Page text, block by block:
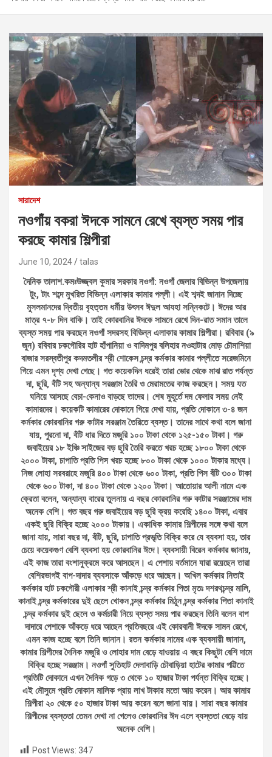
সারাদেশ
নওগাঁয় বকরা ঈদকে সামনে রেখে ব্যস্ত সময় পার
করছে কামার শিল্পীরা
June 10, 2024 talas
দৈনিক তালাশ.কমঃউজ্জ্বল কুমার সরকার নওগাঁ: নওগাঁ জেলার বিভিন্ন উপজেলায়
টুং, টাং শব্দে মুখরিত বিভিন্ন এলাকার কামার পল্লী। এই শব্দই জানান দিচ্ছে
মুসলমানদের দ্বিতীয় বৃহত্তম ধর্মীয় উৎসব ঈদুল আযহা সন্নিকটে। ঈদের আর
মাত্র ৭-৮ দিন বাকি। তাই কোরবানির ঈদকে সামনে রেখে দিন-রাত সমান তালে
ব্যস্ত সময় পার করছেন নওগাঁ সদরসহ বিভিন্ন এলাকার কামার শিল্পীরা। রবিবার (৯
জুন) রবিবার চকগৌরির হাট হাঁপানিয়া ও বাদিমপুর বলিহার নওহাটার মোড় চৌমাশিয়া
বাজার সরস্বতীপুর কদমতলীর শ্রী শোকেস চন্দ্র কর্মকার কামার পল্লীতে সরেজমিনে
গিয়ে এমন দৃশ্য দেখা গেছে। গত কয়েকদিন ধরেই তারা ভোর থেকে মাঝ রাত পর্যন্ত
দা, ছুরি, বঁটি সহ অন্যান্য সরঞ্জাম তৈরি ও মেরামতের কাজ করছেন। সময় যত
ঘনিয়ে আসছে বেচা-কেনাও বাড়ছে তাদের। শেষ মুহূর্তে দম ফেলার সময় নেই
কামারদের। কয়েকটি কামারের দোকানে গিয়ে দেখা যায়, প্রতি দোকানে ৩-৪ জন
কর্মকার কোরবানির গরু কাটার সরঞ্জাম তৈরিতে ব্যস্ত। তাদের সাথে কথা বলে জানা
যায়, পুরনো দা, বঁটি ধার দিতে মজুরি ১০০ টাকা থেকে ১২৫-১৫০ টাকা। গরু
জবাইয়ের ১৮ ইঞ্চি সাইজের বড় ছুরি তৈরি করতে খরচ হচ্ছে ১৮০০ টাকা থেকে
২০০০ টাকা, চাপাতি প্রতি পিস খরচ হচ্ছে ৮০০ টাকা থেকে ১০০০ টাকার মধ্যে।
নিজ লোহা সরবরাহে মজুরি ৪০০ টাকা থেকে ৬০০ টাকা, প্রতি পিস বঁটি ৩০০ টাকা
থেকে ৬০০ টাকা, দা ৪০০ টাকা থেকে ১২০০ টাকা। আতোয়ার আলী নামে এক
ক্রেতা বলেন, অন্যান্য বারের তুলনায় এ বছর কোরবানির গরু কাটার সরঞ্জামের দাম
অনেক বেশি। গত বছর গরু জবাইয়ের বড় ছুরি ক্রয় করেছি ১৪০০ টাকা, এবার
একই ছুরি বিক্রি হচ্ছে ২০০০ টাকায়। একাধিক কামার শিল্পীদের সঙ্গে কথা বলে
জানা যায়, সারা বছর দা, বঁটি, ছুরি, চাপাতি প্রভৃতি বিক্রি করে যে ব্যবসা হয়, তার
চেয়ে কয়েকগুণ বেশি ব্যবসা হয় কোরবানির ঈদে। ব্যবসায়ী বিরেন কর্মকার জানায়,
এই কাজ তারা বংশানুক্রমে করে আসছেন। এ পেশায় বর্তমানে যারা রয়েছেন তারা
বেশিরভাগই বাপ-দাদার ব্যবসাকে আঁকড়ে ধরে আছেন। অখিল কর্মকার নিতাই
কর্মকার হাট চকগৌরী এলাকার শ্রী কানাই চন্দ্র কর্মকার পিতা মৃতঃ দশরথচন্দ্র মালি,
কানাই চন্দ্র কর্মকারের দুই ছেলে খোকন চন্দ্র কর্মকার মিঠুন চন্দ্র কর্মকার পিতা কানাই
চন্দ্র কর্মকার দুই ছেলে ও কর্মচারী নিয়ে ব্যস্ত সময় পার করছেন তিনি বলেন বাপ
দাদারে পেশাকে আঁকড়ে ধরে আছেন প্রতিবছরে এই কোরবানী ঈদকে সামন রেখে,
এমন কাজ হচ্ছে বলে তিনি জানান। রতন কর্মকার নামের এক ব্যবসায়ী জানান,
কামার শিল্পীদের দৈনিক মজুরি ও লোহার দাম বেড়ে যাওয়ায় এ বছর কিছুটা বেশি দামে
বিক্রি হচ্ছে সরঞ্জাম। নওগাঁ সুতিহাট দেলাবাড়ি চৌবাড়িয়া হাটের কামার পট্টিতে
প্রতিটি দোকানে এখন দৈনিক গড়ে ৩ থেকে ১০ হাজার টাকা পর্যন্ত বিক্রি হচ্ছে।
এই মৌসুমে প্রতি দোকান মালিক প্রায় লাখ টাকার মতো আয় করেন। আর কামার
শিল্পীরা ২০ থেকে ৫০ হাজার টাকা আয় করেন বলে জানা যায়। সারা বছর কামার
শিল্পীদের ব্যস্ততা তেমন দেখা না গেলেও কোরবানির ঈদ এলে ব্যস্ততা বেড়ে যায়
অনেক বেশি।
Post Views: 347